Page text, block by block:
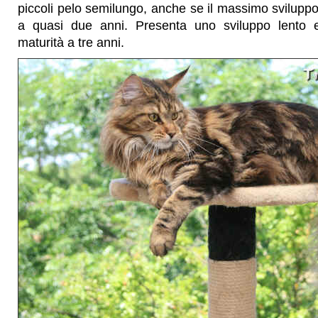
piccoli pelo semilungo, anche se il massimo
a quasi due anni. Presenta uno sviluppo lento
maturità a tre anni.